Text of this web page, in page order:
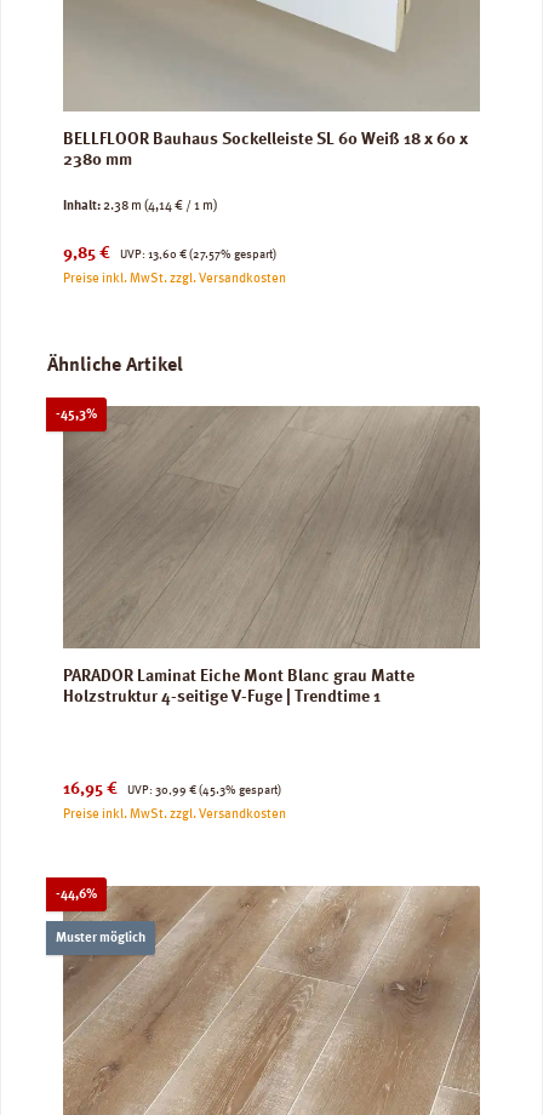
BELLFLOOR Bauhaus Sockelleiste SL 60 Weiß 18 x 60 x
2380 mm
Inhalt:2.38 m (4,14 € / 1 m)
Verkaufspreis:
9,85 € UVP:
Regulärer Preis:
13,60 € (27.57% gespart)
Preise inkl. MwSt. zzgl. Versandkosten
Produktgalerie überspringen
Ähnliche Artikel
-45,3%Rabatt
PARADOR Laminat Eiche Mont Blanc grau Matte
Holzstruktur 4-seitige V-Fuge | Trendtime 1
Verkaufspreis:
16,95 € UVP:
Regulärer Preis:
30,99 € (45.3% gespart)
Preise inkl. MwSt. zzgl. Versandkosten
-44,6%Rabatt
Muster möglich